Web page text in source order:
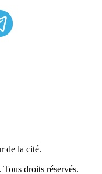
de la cité.
droits réservés.